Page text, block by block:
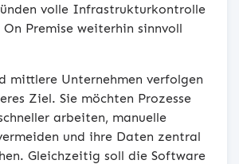
volle Infrastrukturkontrolle
Premise weiterhin sinnvoll
mittlere Unternehmen verfolgen
Ziel. Sie möchten Prozesse
arbeiten, manuelle
und ihre Daten zentral
Gleichzeitig soll die Software